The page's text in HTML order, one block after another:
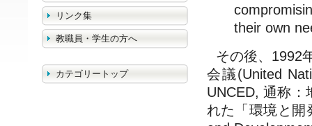
リンク集
教職員・学生の方へ
カテゴリートップ
their own
その後、1992
会議(United
UNCED, 通称
れた「環境と開